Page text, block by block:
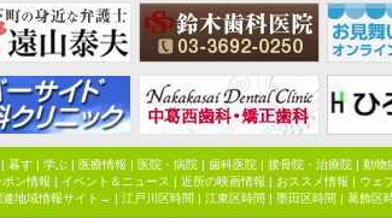
暮す| 学ぶ| 医療情報 | 医院・病院| 歯科医院| 接骨院・治療院| 動物
ポン情報 | イベント＆ニュース | 近所の映画情報 | おススメ情報 | ウェ
連地域情報サイト→ | 江戸川区時間 | 江東区時間 | 墨田区時間 | 葛飾区